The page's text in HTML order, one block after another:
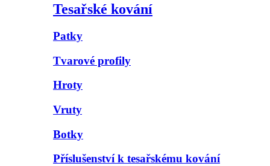
Tesařské kování
Patky
Tvarové profily
Hroty
Vruty
Botky
Příslušenství k tesařskému kování